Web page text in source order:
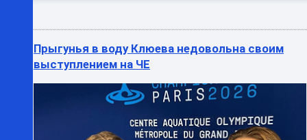
Прыгунья в воду Клюева недовольна своим
выступлением на ЧЕ